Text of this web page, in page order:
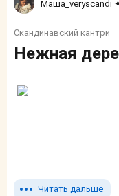
Маша_veryscandi
Скандинавский кантри
Нежная
Читать дальше